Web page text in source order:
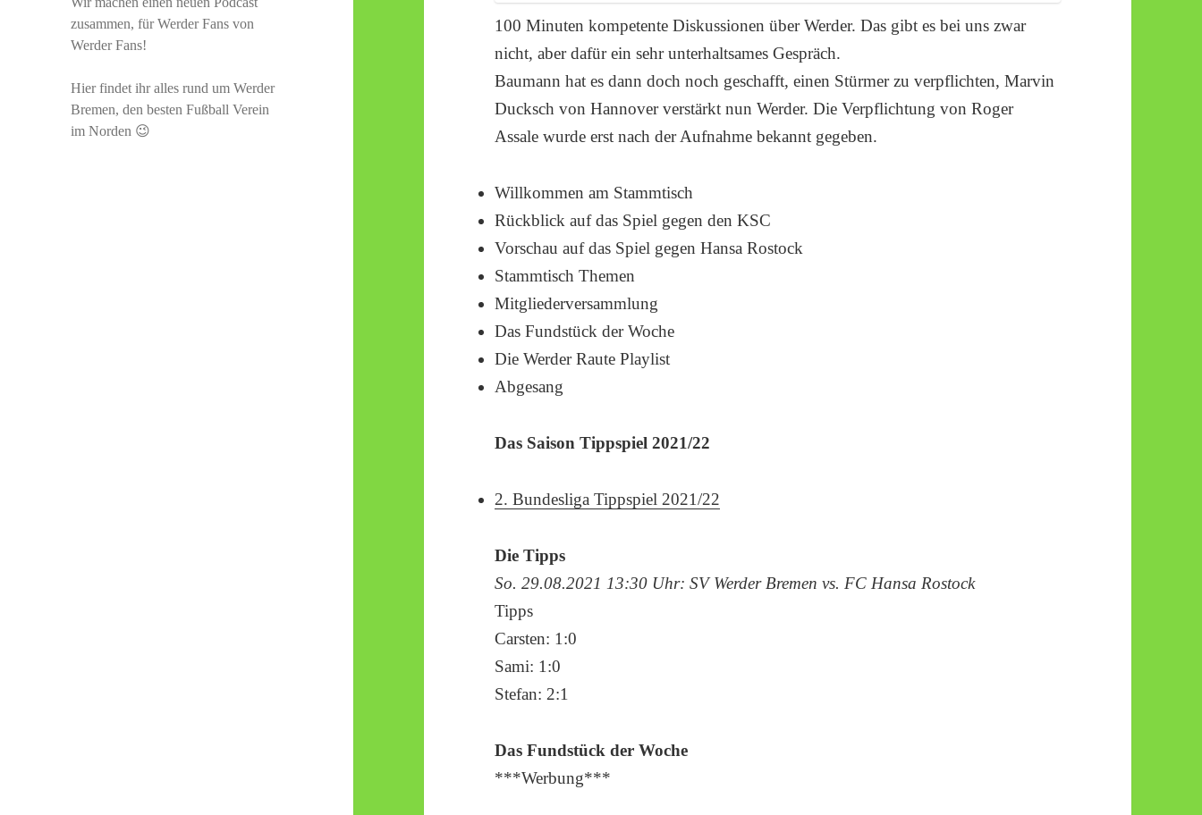
zusammen, für Werder Fans von
Werder Fans!
Hier findet ihr alles rund um Werder
Bremen, den besten Fußball Verein
im Norden 😉
100 Minuten kompetente Diskussionen über Werder. Das gibt es bei uns zwar
nicht, aber dafür ein sehr unterhaltsames Gespräch.
Baumann hat es dann doch noch geschafft, einen Stürmer zu verpflichten, Marvin
Ducksch von Hannover verstärkt nun Werder. Die Verpflichtung von Roger
Assale wurde erst nach der Aufnahme bekannt gegeben.
Willkommen am Stammtisch
Rückblick auf das Spiel gegen den KSC
Vorschau auf das Spiel gegen Hansa Rostock
Stammtisch Themen
Mitgliederversammlung
Das Fundstück der Woche
Die Werder Raute Playlist
Abgesang
Das Saison Tippspiel 2021/22
2. Bundesliga Tippspiel 2021/22
Die Tipps
So. 29.08.2021 13:30 Uhr: SV Werder Bremen vs. FC Hansa Rostock
Tipps
Carsten: 1:0
Sami: 1:0
Stefan: 2:1
Das Fundstück der Woche
***Werbung***